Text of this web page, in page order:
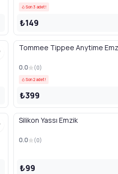
Son 3 adet!
₺149
Tommee Tippee Anytime
0.0 (0)
Son 2 adet!
₺399
Silikon Yassı Emzik
0.0 (0)
₺99